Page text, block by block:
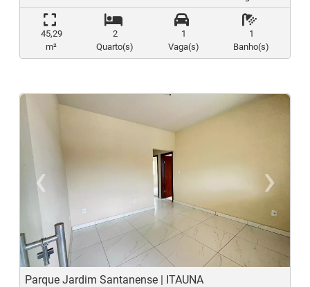
45,29
m²
2
Quarto(s)
1
Vaga(s)
1
Banho(s)
‹
Previous
›
Parque Jardim Santanense | ITAUNA